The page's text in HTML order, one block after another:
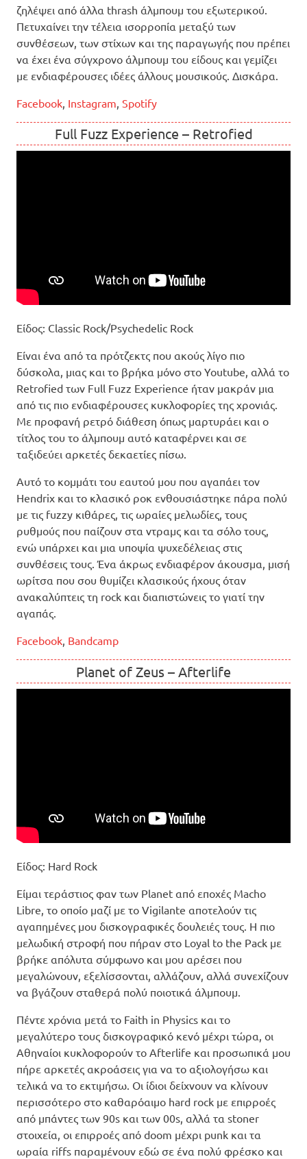
ζηλέψει από άλλα thrash άλμπουμ του εξωτερικού.
Πετυχαίνει την τέλεια ισορροπία μεταξύ των
συνθέσεων, των στίχων και της παραγωγής που πρέπει
να έχει ένα σύγχρονο άλμπουμ του είδους και γεμίζει
με ενδιαφέρουσες ιδέες άλλους μουσικούς. Δισκάρα.
Facebook Instagram Spotify
Full Fuzz Experience – Retrofied
Είδος: Classic Rock/Psychedelic Rock
Είναι ένα από τα πρότζεκτς που ακούς λίγο πιο
δύσκολα, μιας και το βρήκα μόνο στο Youtube, αλλά το
Retrofied των Full Fuzz Experience ήταν μακράν μια
από τις πιο ενδιαφέρουσες κυκλοφορίες της χρονιάς.
Με προφανή ρετρό διάθεση όπως μαρτυράει και ο
τίτλος του το άλμπουμ αυτό καταφέρνει και σε
ταξιδεύει αρκετές δεκαετίες πίσω.
Αυτό το κομμάτι του εαυτού μου που αγαπάει τον
Hendrix και το κλασικό ροκ ενθουσιάστηκε πάρα πολύ
με τις fuzzy κιθάρες, τις ωραίες μελωδίες, τους
ρυθμούς που παίζουν στα ντραμς και τα σόλο τους,
ενώ υπάρχει και μια υποψία ψυχεδέλειας στις
συνθέσεις τους. Ένα άκρως ενδιαφέρον άκουσμα, μισή
ωρίτσα που σου θυμίζει κλασικούς ήχους όταν
ανακαλύπτεις τη rock και διαπιστώνεις το γιατί την
αγαπάς.
Facebook, Bandcamp
Planet of Zeus – Afterlife
Είδος: Hard Rock
Είμαι τεράστιος φαν των Planet από εποχές Macho
Libre, το οποίο μαζί με το Vigilante αποτελούν τις
αγαπημένες μου δισκογραφικές δουλειές τους. Η πιο
μελωδική στροφή που πήραν στο Loyal to the Pack με
βρήκε απόλυτα σύμφωνο και μου αρέσει που
μεγαλώνουν, εξελίσσονται, αλλάζουν, αλλά συνεχίζουν
να βγάζουν σταθερά πολύ ποιοτικά άλμπουμ.
Πέντε χρόνια μετά το Faith in Physics και το
μεγαλύτερο τους δισκογραφικό κενό μέχρι τώρα, οι
Αθηναίοι κυκλοφορούν το Afterlife και προσωπικά μου
πήρε αρκετές ακροάσεις για να το αξιολογήσω και
τελικά να το εκτιμήσω. Οι ίδιοι δείχνουν να κλίνουν
περισσότερο στο καθαρόαιμο hard rock με επιρροές
από μπάντες των 90s και των 00s, αλλά τα stoner
στοιχεία, οι επιρροές από doom μέχρι punk και τα
ωραία riffs παραμένουν εδώ σε ένα πολύ φρέσκο και